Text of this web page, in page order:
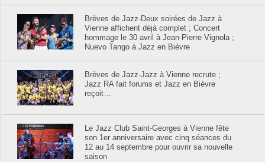
Brèves de Jazz-Deux soirées de Jazz à
Vienne affichent déjà complet ; Concert
hommage le 30 avril à Jean-Pierre Vignola ;
Nuevo Tango à Jazz en Bièvre
Brèves de Jazz-Jazz à Vienne recrute ;
Jazz RA fait forums et Jazz en Bièvre
reçoit…
Le Jazz Club Saint-Georges à Vienne fête
son 1er anniversaire avec cinq séances du
12 au 14 septembre pour ouvrir sa nouvelle
saison